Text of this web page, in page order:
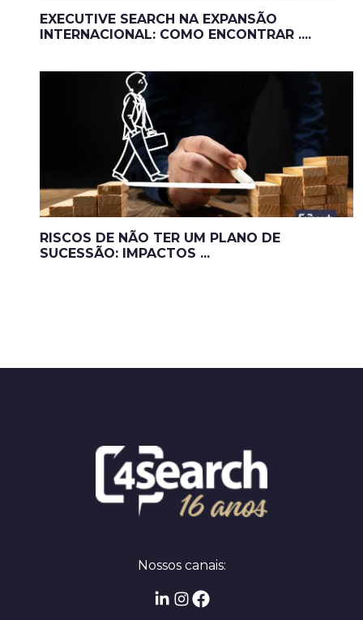
EXECUTIVE SEARCH NA EXPANSÃO
INTERNACIONAL: COMO ENCONTRAR ....
RISCOS DE NÃO TER UM PLANO DE
SUCESSÃO: IMPACTOS ...
Nossos canais: